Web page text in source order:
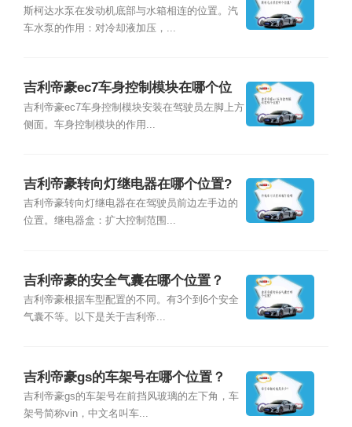
斯柯达水泵在发动机底部与水箱相连的位置。汽
车水泵的作用：对冷却液加压，...
吉利帝豪ec7车身控制模块在哪个位
置？
吉利帝豪ec7车身控制模块安装在驾驶员左脚上方
侧面。车身控制模块的作用...
吉利帝豪转向灯继电器在哪个位置?
吉利帝豪转向灯继电器在在驾驶员前边左手边的
位置。继电器盒：扩大控制范围...
吉利帝豪的安全气囊在哪个位置？
吉利帝豪根据车型配置的不同。有3个到6个安全
气囊不等。以下是关于吉利帝...
吉利帝豪gs的车架号在哪个位置？
吉利帝豪gs的车架号在前挡风玻璃的左下角，车
架号简称vin，中文名叫车...